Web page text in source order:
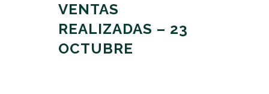
VENTAS
REALIZADAS – 23
OCTUBRE